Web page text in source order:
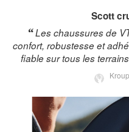
Scott
Les chaussures de
confort, robustesse et
fiable sur tous les